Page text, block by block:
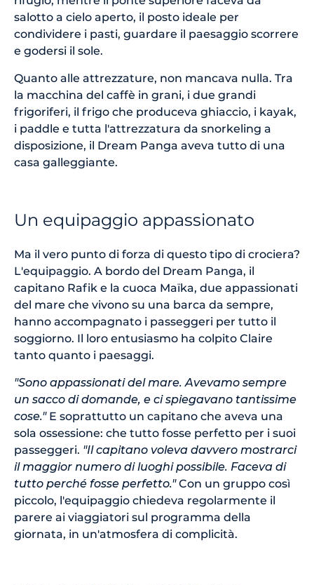
salotto a cielo aperto, il posto ideale per
condividere i pasti, guardare il paesaggio scorrere
e godersi il sole.
Quanto alle attrezzature, non mancava nulla. Tra
la macchina del caffè in grani, i due grandi
frigoriferi, il frigo che produceva ghiaccio, i kayak,
i paddle e tutta l'attrezzatura da snorkeling a
disposizione, il Dream Panga aveva tutto di una
casa galleggiante.
Un equipaggio appassionato
Ma il vero punto di forza di questo tipo di crociera?
L'equipaggio. A bordo del Dream Panga, il
capitano Rafik e la cuoca Maïka, due appassionati
del mare che vivono su una barca da sempre,
hanno accompagnato i passeggeri per tutto il
soggiorno. Il loro entusiasmo ha colpito Claire
tanto quanto i paesaggi.
"Sono appassionati del mare. Avevamo sempre
un sacco di domande, e ci spiegavano tantissime
cose."E soprattutto un capitano che aveva una
sola ossessione: che tutto fosse perfetto per i suoi
passeggeri. "Il capitano voleva davvero mostrarci
il maggior numero di luoghi possibile. Faceva di
tutto perché fosse perfetto."Con un gruppo così
piccolo, l'equipaggio chiedeva regolarmente il
parere ai viaggiatori sul programma della
giornata, in un'atmosfera di complicità.